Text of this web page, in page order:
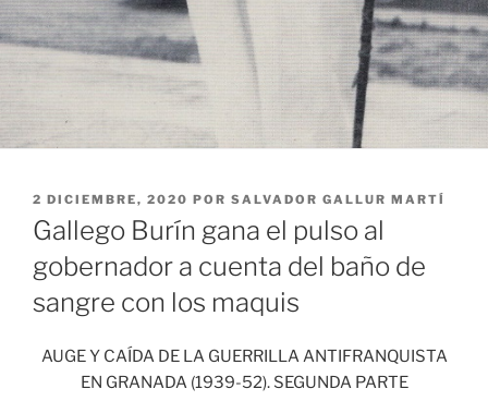
PUBLICADO
EL
2 DICIEMBRE, 2020 POR SALVADOR GALLUR MARTÍ
Gallego Burín gana el pulso al
gobernador a cuenta del baño de
sangre con los maquis
AUGE Y CAÍDA DE LA GUERRILLA ANTIFRANQUISTA
EN GRANADA (1939-52). SEGUNDA PARTE